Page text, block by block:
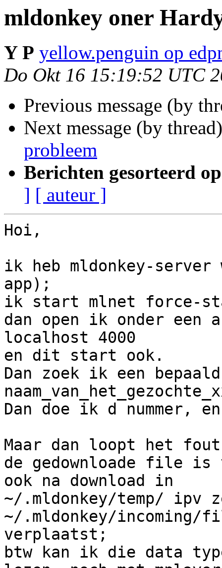
mldonkey oner
Y P yellow.penguin op
Do Okt 16 15:19:52 UTC
Previous message (by
Next message (by
probleem
Berichten gesorteerd
] [ auteur ]
Hoi,
ik heb mldonkey-
app);
ik start mlnet force-
dan open ik onder een
localhost 4000
en dit start ook.
Dan zoek ik een
Dan doe ik d nummer,
Maar dan loopt het
de gedownloade file
ook na download in
~/.mldonkey/temp/ ipv
~/.mldonkey/incoming/
verplaatst;
btw kan ik die data